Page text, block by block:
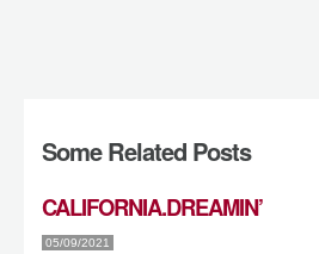
Some Related Posts
CALIFORNIA.DREAMIN’
05/09/2021